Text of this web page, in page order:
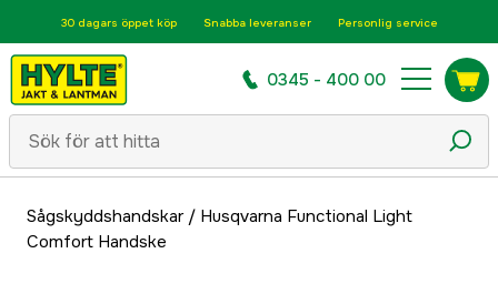
30 dagars öppet köp Snabba leveranser Personlig service
0345 - 400 00
Sågskyddshandskar/ Husqvarna Functional Light
Comfort Handske